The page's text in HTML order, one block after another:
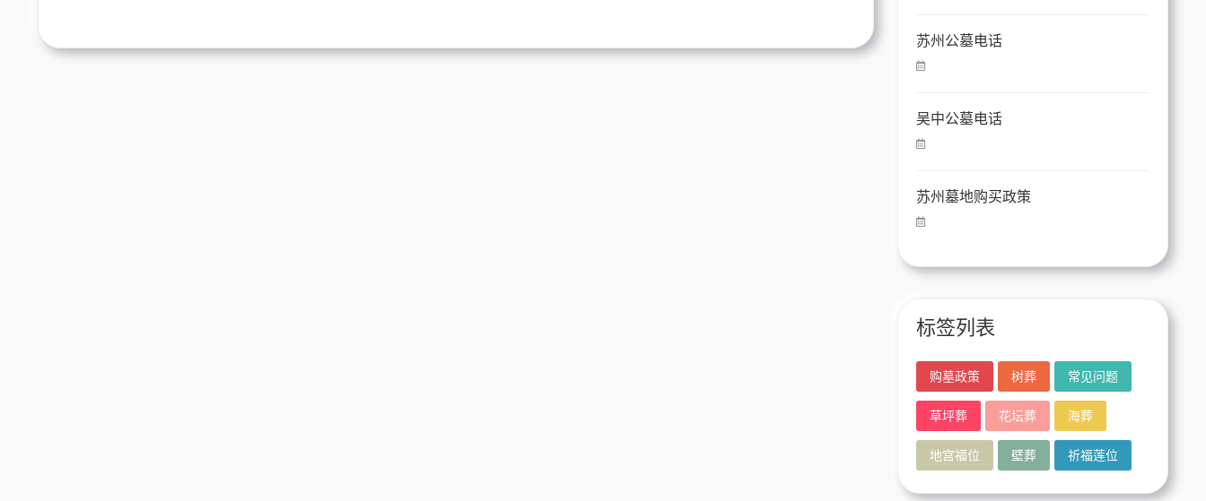
苏州公墓电话
吴中公墓电话
苏州墓地购买政策
标签列表
购墓政策 树葬 常见问题
草坪葬 花坛葬 海葬
地宫福位 壁葬 祈福莲位